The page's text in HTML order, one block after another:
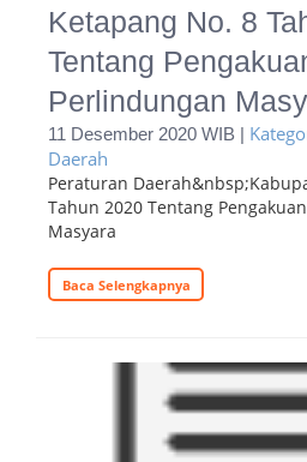
Ketapang No. 8
Tentang
Perlindungan
11 Desember 2020 WIB |
Daerah
Peraturan
Tahun 2020 Tentang
Masyara
Baca Selengkapnya